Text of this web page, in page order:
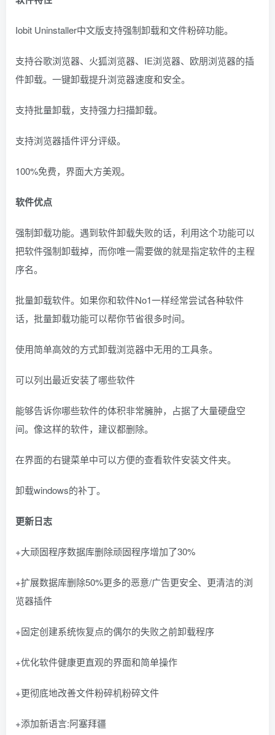
Iobit Uninstaller中文版支持强制卸载和文件粉碎功能。
支持谷歌浏览器、火狐浏览器、IE浏览器、欧朋浏览器的插
件卸载。一键卸载提升浏览器速度和安全。
支持批量卸载，支持强力扫描卸载。
支持浏览器插件评分评级。
100%免费，界面大方美观。
软件优点
强制卸载功能。遇到软件卸载失败的话，利用这个功能可以
把软件强制卸载掉，而你唯一需要做的就是指定软件的主程
序名。
批量卸载软件。如果你和软件No1一样经常尝试各种软件
话，批量卸载功能可以帮你节省很多时间。
使用简单高效的方式卸载浏览器中无用的工具条。
可以列出最近安装了哪些软件
能够告诉你哪些软件的体积非常臃肿，占据了大量硬盘空
间。像这样的软件，建议都删除。
在界面的右键菜单中可以方便的查看软件安装文件夹。
卸载windows的补丁。
更新日志
+大顽固程序数据库删除顽固程序增加了30%
+扩展数据库删除50%更多的恶意/广告更安全、更清洁的浏
览器插件
+固定创建系统恢复点的偶尔的失败之前卸载程序
+优化软件健康更直观的界面和简单操作
+更彻底地改善文件粉碎机粉碎文件
+添加新语言:阿塞拜疆